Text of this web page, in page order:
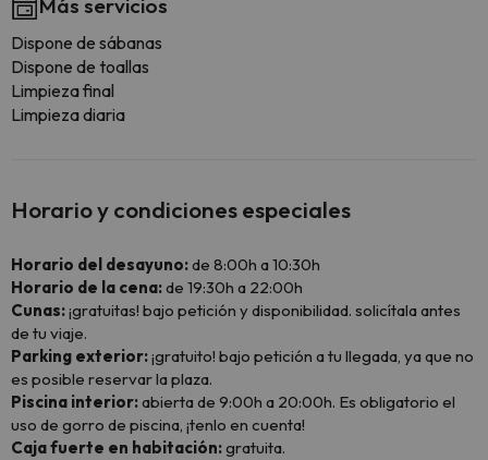
Más servicios
Dispone de sábanas
Dispone de toallas
Limpieza final
Limpieza diaria
Horario y condiciones especiales
Horario del desayuno:de 8:00h a 10:30h
Horario de la cena:de 19:30h a 22:00h
Cunas:¡gratuitas! bajo petición y disponibilidad. solicítala antes
de tu viaje.
Parking exterior:¡gratuito! bajo petición a tu llegada, ya que no
es posible reservar la plaza.
Piscina interior:abierta de 9:00h a 20:00h. Es obligatorio el
uso de gorro de piscina, ¡tenlo en cuenta!
Caja fuerte en habitación:gratuita.